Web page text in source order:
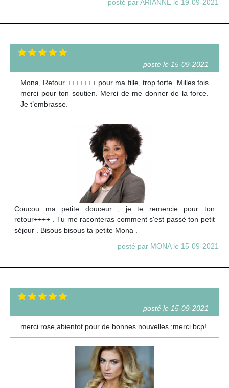
posté par ARIANNE le 19-09-2021
posté le 15-09-2021
Mona, Retour +++++++ pour ma fille, trop forte. Milles fois
merci pour ton soutien. Merci de me donner de la force.
Je t’embrasse.
Coucou ma petite douceur , je te remercie pour ton
retour++++ . Tu me raconteras comment s'est passé ton petit
séjour . Bisous bisous ta petite Mona .
posté par MONA le 15-09-2021
posté le 15-09-2021
merci rose,abientot pour de bonnes nouvelles ;merci bcp!